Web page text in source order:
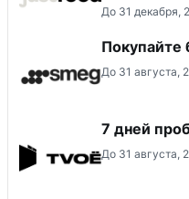
До 31 декабря,
Покупайте
До 31 августа,
7 дней
До 31 августа,